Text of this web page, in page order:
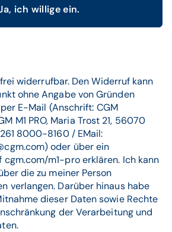
ich willige ein.
widerrufbar. Den Widerruf kann
ohne Angabe von Gründen
E-Mail (Anschrift: CGM
M1 PRO, Maria Trost 21, 56070
8000-8160 / EMail:
oder über ein
cgm.com/m1-pro erklären. Ich kann
die zu meiner Person
verlangen. Darüber hinaus habe
dieser Daten sowie Rechte
der Verarbeitung und